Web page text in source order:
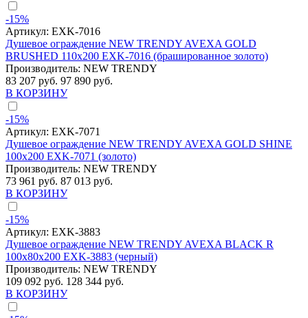
-15%
Артикул: EXK-7016
Душевое ограждение NEW TRENDY AVEXA GOLD
BRUSHED 110x200 EXK-7016 (брашированное золото)
Производитель: NEW TRENDY
83 207 руб. 97 890 руб.
В КОРЗИНУ
-15%
Артикул: EXK-7071
Душевое ограждение NEW TRENDY AVEXA GOLD SHINE
100x200 EXK-7071 (золото)
Производитель: NEW TRENDY
73 961 руб. 87 013 руб.
В КОРЗИНУ
-15%
Артикул: EXK-3883
Душевое ограждение NEW TRENDY AVEXA BLACK R
100x80x200 EXK-3883 (черный)
Производитель: NEW TRENDY
109 092 руб. 128 344 руб.
В КОРЗИНУ